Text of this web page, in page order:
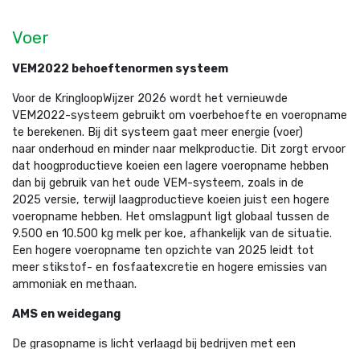
Voer
VEM2022 behoeftenormen systeem
Voor de KringloopWijzer 2026 wordt het vernieuwde
VEM2022-systeem gebruikt om voerbehoefte en voeropname
te berekenen. Bij dit systeem gaat meer energie (voer)
naar onderhoud en minder naar melkproductie. Dit zorgt ervoor
dat hoogproductieve koeien een lagere voeropname hebben
dan bij gebruik van het oude VEM-systeem, zoals in de
2025 versie, terwijl laagproductieve koeien juist een hogere
voeropname hebben. Het omslagpunt ligt globaal tussen de
9.500 en 10.500 kg melk per koe, afhankelijk van de situatie.
Een hogere voeropname ten opzichte van 2025 leidt tot
meer stikstof- en fosfaatexcretie en hogere emissies van
ammoniak en methaan.
AMS en weidegang
De grasopname is licht verlaagd bij bedrijven met een